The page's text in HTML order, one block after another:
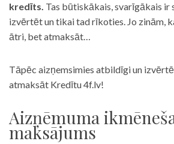
kredīts. Tas būtiskākais, svarīgākais
izvērtēt un tikai tad rīkoties. Jo zinām,
ātri, bet atmaksāt…
Tāpēc aizņemsimies atbildīgi un
atmaksāt Kredītu 4f.lv!
Aizņēmuma
maksājums